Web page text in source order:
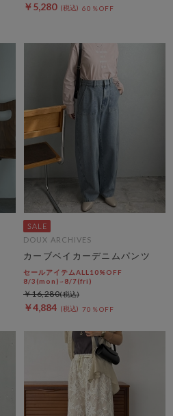
￥5,280 60％OFF
DOUX ARCHIVES
カーブベイカーデニムパンツ
セールアイテムALL10%OFF
8/3(mon)~8/7(fri)
￥4,884 70％OFF
￥16,280